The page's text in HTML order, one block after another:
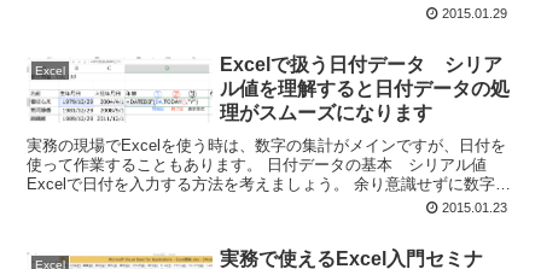
2015.01.29
Excel
Excelで扱う日付データ シリア
ル値を理解すると日付データの処
理がスムーズになります
実務の現場でExcelを使う時は、数字の集計がメインですが、日付を
使って作業することもあります。 日付データの基本 シリアル値
Excelで日付を入力する方法を考えましょう。 余り意識せずに数字を
2015.01.23
Excel
実務で使えるExcel入門セミナ